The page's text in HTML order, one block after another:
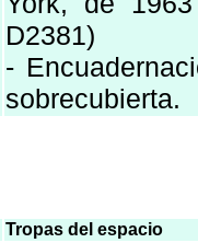
D2381)
-
sobrecubierta.
Tropas del espacio